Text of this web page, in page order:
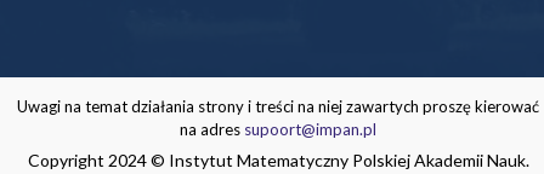
Uwagi na temat działania strony i treści na niej zawartych proszę kierować
na adres supoort@impan.pl
Copyright 2024 © Instytut Matematyczny Polskiej Akademii Nauk.